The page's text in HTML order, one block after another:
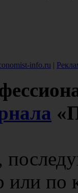
info.ru |
по